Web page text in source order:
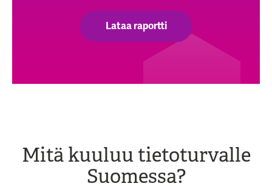
Lataa raportti
Mitä kuuluu tietoturvalle
Suomessa?